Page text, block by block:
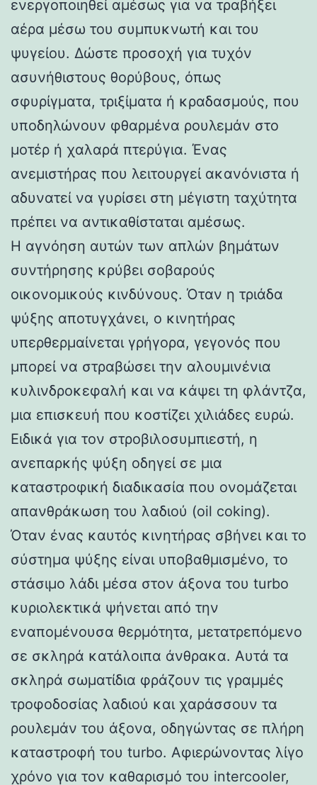
ενεργοποιηθεί αμέσως για να τραβήξει
αέρα μέσω του συμπυκνωτή και του
ψυγείου. Δώστε προσοχή για τυχόν
ασυνήθιστους θορύβους, όπως
σφυρίγματα, τριξίματα ή κραδασμούς, που
υποδηλώνουν φθαρμένα ρουλεμάν στο
μοτέρ ή χαλαρά πτερύγια. Ένας
ανεμιστήρας που λειτουργεί ακανόνιστα ή
αδυνατεί να γυρίσει στη μέγιστη ταχύτητα
πρέπει να αντικαθίσταται αμέσως.
Η αγνόηση αυτών των απλών βημάτων
συντήρησης κρύβει σοβαρούς
οικονομικούς κινδύνους. Όταν η τριάδα
ψύξης αποτυγχάνει, ο κινητήρας
υπερθερμαίνεται γρήγορα, γεγονός που
μπορεί να στραβώσει την αλουμινένια
κυλινδροκεφαλή και να κάψει τη φλάντζα,
μια επισκευή που κοστίζει χιλιάδες ευρώ.
Ειδικά για τον στροβιλοσυμπιεστή, η
ανεπαρκής ψύξη οδηγεί σε μια
καταστροφική διαδικασία που ονομάζεται
απανθράκωση του λαδιού (oil coking).
Όταν ένας καυτός κινητήρας σβήνει και το
σύστημα ψύξης είναι υποβαθμισμένο, το
στάσιμο λάδι μέσα στον άξονα του turbo
κυριολεκτικά ψήνεται από την
εναπομένουσα θερμότητα, μετατρεπόμενο
σε σκληρά κατάλοιπα άνθρακα. Αυτά τα
σκληρά σωματίδια φράζουν τις γραμμές
τροφοδοσίας λαδιού και χαράσσουν τα
ρουλεμάν του άξονα, οδηγώντας σε πλήρη
καταστροφή του turbo. Αφιερώνοντας λίγο
χρόνο για τον καθαρισμό του intercooler,